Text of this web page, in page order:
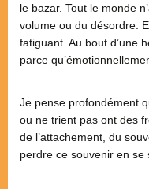
le bazar. Tout le monde
volume ou du désordre.
fatiguant. Au bout d’une
parce
Je pense profondément
ou ne trient pas ont des
de l’attachement, du
perdre ce souvenir en se